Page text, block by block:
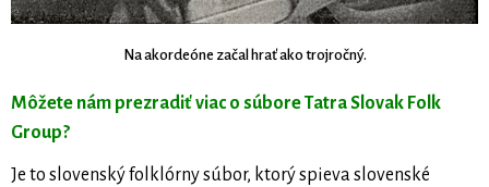
Na akordeóne začal hrať ako trojročný.
Môžete nám prezradiť viac o súbore Tatra Slovak Folk
Group?
Je to slovenský folklórny súbor, ktorý spieva slovenské